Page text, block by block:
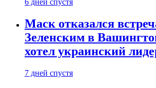
6 дней спустя
Маск отказался
Зеленским в
хотел украинский
7 дней спустя